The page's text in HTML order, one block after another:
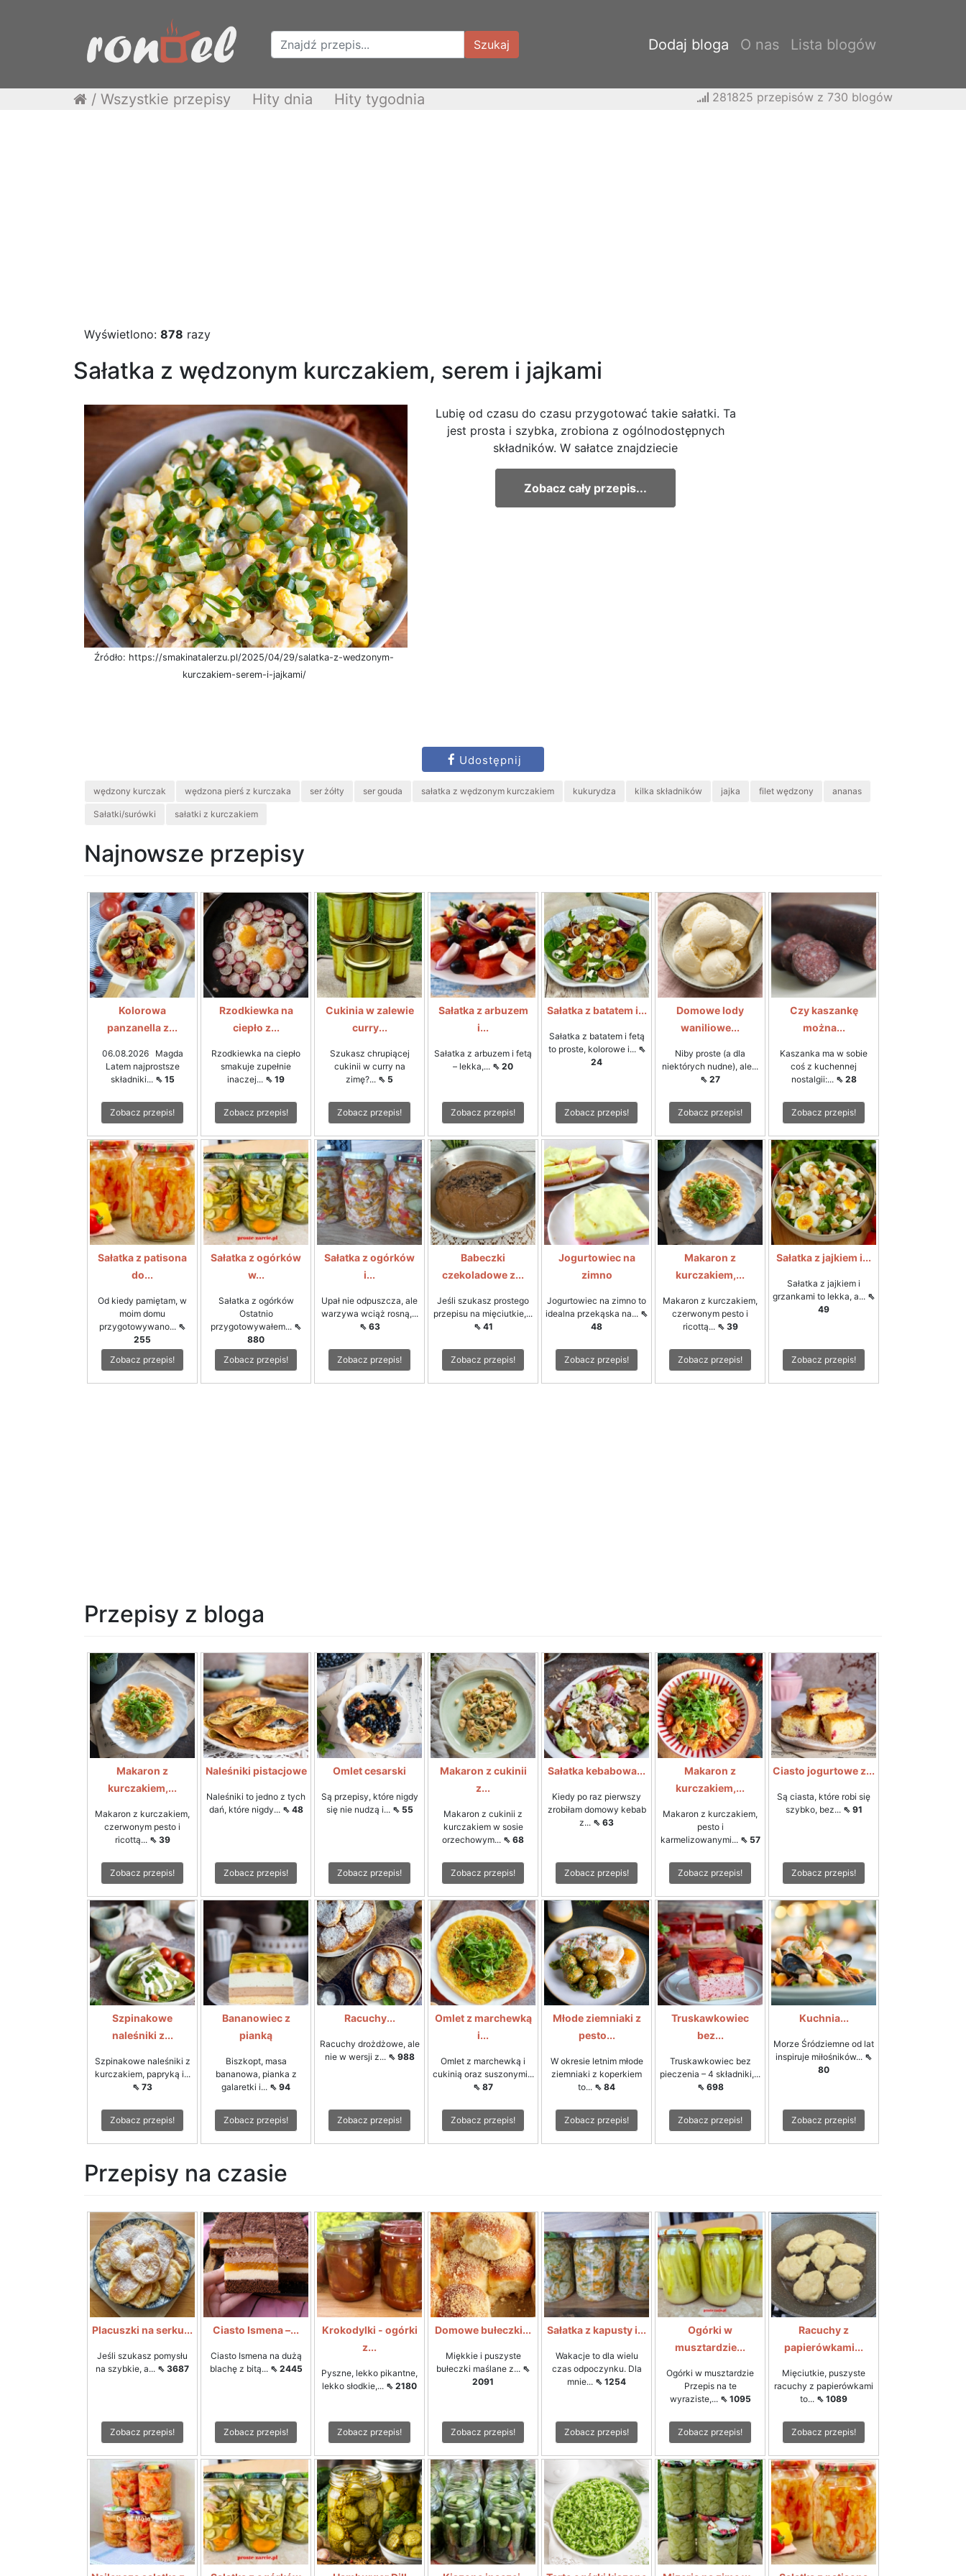
Szukaj Dodaj bloga O nas Lista blogów
/ Wszystkie przepisy Hity dnia Hity tygodnia 281825 przepisów z 730 blogów
Wyświetlono: 878 razy
Sałatka z wędzonym kurczakiem, serem i jajkami
Źródło: https://smakinatalerzu.pl/2025/04/29/salatka-z-wedzonym-
kurczakiem-serem-i-jajkami/
Lubię od czasu do czasu przygotować takie sałatki. Ta
jest prosta i szybka, zrobiona z ogólnodostępnych
składników. W sałatce znajdziecie
Zobacz cały przepis...
Udostępnij
wędzony kurczak wędzona pierś z kurczaka ser żółty ser gouda sałatka z wędzonym kurczakiem kukurydza kilka składników jajka filet wędzony ananas
Sałatki/surówki sałatki z kurczakiem
Najnowsze przepisy
Kolorowa
panzanella z...
06.08.2026 Magda
Latem najprostsze
składniki... ⇖ 15
Zobacz przepis!
Rzodkiewka na
ciepło z...
Rzodkiewka na ciepło
smakuje zupełnie
inaczej... ⇖ 19
Zobacz przepis!
Cukinia w zalewie
curry...
Szukasz chrupiącej
cukinii w curry na
zimę?... ⇖ 5
Zobacz przepis!
Sałatka z arbuzem
i...
Sałatka z arbuzem i fetą
– lekka,... ⇖ 20
Zobacz przepis!
Sałatka z batatem i...
Sałatka z batatem i fetą
to proste, kolorowe i... ⇖
24
Zobacz przepis!
Domowe lody
waniliowe...
Niby proste (a dla
niektórych nudne), ale...
⇖ 27
Zobacz przepis!
Czy kaszankę
można...
Kaszanka ma w sobie
coś z kuchennej
nostalgii:... ⇖ 28
Zobacz przepis!
Sałatka z patisona
do...
Od kiedy pamiętam, w
moim domu
przygotowywano... ⇖
255
Zobacz przepis!
Sałatka z ogórków
w...
Sałatka z ogórków
Ostatnio
przygotowywałem... ⇖
880
Zobacz przepis!
Sałatka z ogórków
i...
Upał nie odpuszcza, ale
warzywa wciąż rosną,...
⇖ 63
Zobacz przepis!
Babeczki
czekoladowe z...
Jeśli szukasz prostego
przepisu na mięciutkie,...
⇖ 41
Zobacz przepis!
Jogurtowiec na
zimno
Jogurtowiec na zimno to
idealna przekąska na... ⇖
48
Zobacz przepis!
Makaron z
kurczakiem,...
Makaron z kurczakiem,
czerwonym pesto i
ricottą... ⇖ 39
Zobacz przepis!
Sałatka z jajkiem i...
Sałatka z jajkiem i
grzankami to lekka, a... ⇖
49
Zobacz przepis!
Przepisy z bloga
Makaron z
kurczakiem,...
Makaron z kurczakiem,
czerwonym pesto i
ricottą... ⇖ 39
Zobacz przepis!
Naleśniki pistacjowe
Naleśniki to jedno z tych
dań, które nigdy... ⇖ 48
Zobacz przepis!
Omlet cesarski
Są przepisy, które nigdy
się nie nudzą i... ⇖ 55
Zobacz przepis!
Makaron z cukinii
z...
Makaron z cukinii z
kurczakiem w sosie
orzechowym... ⇖ 68
Zobacz przepis!
Sałatka kebabowa...
Kiedy po raz pierwszy
zrobiłam domowy kebab
z... ⇖ 63
Zobacz przepis!
Makaron z
kurczakiem,...
Makaron z kurczakiem,
pesto i
karmelizowanymi... ⇖ 57
Zobacz przepis!
Ciasto jogurtowe z...
Są ciasta, które robi się
szybko, bez... ⇖ 91
Zobacz przepis!
Szpinakowe
naleśniki z...
Szpinakowe naleśniki z
kurczakiem, papryką i...
⇖ 73
Zobacz przepis!
Bananowiec z
pianką
Biszkopt, masa
bananowa, pianka z
galaretki i... ⇖ 94
Zobacz przepis!
Racuchy...
Racuchy drożdżowe, ale
nie w wersji z... ⇖ 988
Zobacz przepis!
Omlet z marchewką
i...
Omlet z marchewką i
cukinią oraz suszonymi...
⇖ 87
Zobacz przepis!
Młode ziemniaki z
pesto...
W okresie letnim młode
ziemniaki z koperkiem
to... ⇖ 84
Zobacz przepis!
Truskawkowiec
bez...
Truskawkowiec bez
pieczenia – 4 składniki,...
⇖ 698
Zobacz przepis!
Kuchnia...
Morze Śródziemne od lat
inspiruje miłośników... ⇖
80
Zobacz przepis!
Przepisy na czasie
Placuszki na serku...
Jeśli szukasz pomysłu
na szybkie, a... ⇖ 3687
Zobacz przepis!
Ciasto Ismena –...
Ciasto Ismena na dużą
blachę z bitą... ⇖ 2445
Zobacz przepis!
Krokodylki - ogórki
z...
Pyszne, lekko pikantne,
lekko słodkie,... ⇖ 2180
Zobacz przepis!
Domowe bułeczki...
Miękkie i puszyste
bułeczki maślane z... ⇖
2091
Zobacz przepis!
Sałatka z kapusty i...
Wakacje to dla wielu
czas odpoczynku. Dla
mnie... ⇖ 1254
Zobacz przepis!
Ogórki w
musztardzie...
Ogórki w musztardzie
Przepis na te
wyraziste,... ⇖ 1095
Zobacz przepis!
Racuchy z
papierówkami...
Mięciutkie, puszyste
racuchy z papierówkami
to... ⇖ 1089
Zobacz przepis!